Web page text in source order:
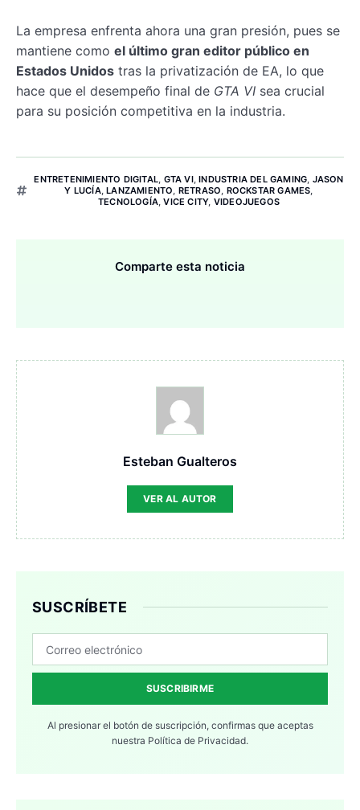
La empresa enfrenta ahora una gran presión, pues se
mantiene como el último gran editor público en
Estados Unidos tras la privatización de EA, lo que
hace que el desempeño final de GTA VI sea crucial
para su posición competitiva en la industria.
ENTRETENIMIENTO DIGITAL, GTA VI,INDUSTRIA DEL GAMING, JASON
Y LUCÍA,LANZAMIENTO, RETRASO, ROCKSTAR GAMES,
TECNOLOGÍA,VICE CITY, VIDEOJUEGOS
Comparte esta noticia
Esteban Gualteros
VER AL AUTOR
SUSCRÍBETE
SUSCRIBIRME
Al presionar el botón de suscripción, confirmas que aceptas
nuestra Política de Privacidad.